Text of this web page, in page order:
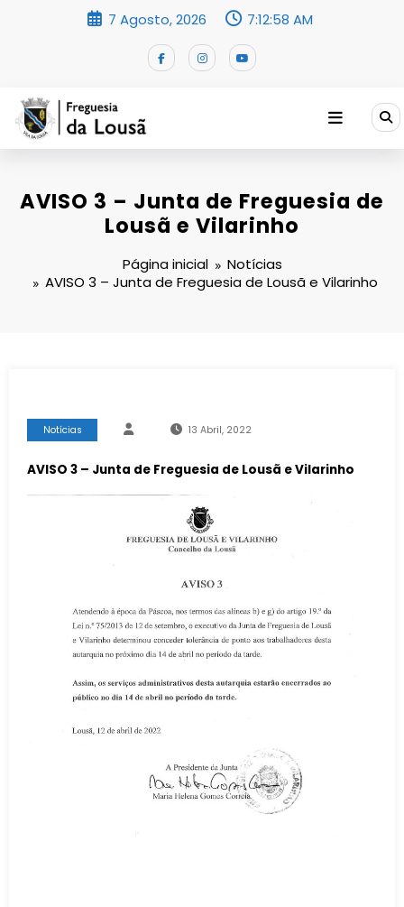
7 Agosto, 2026 7:12:59 AM
AVISO 3 – Junta de Freguesia de
Lousã e Vilarinho
Página inicial
Notícias
AVISO 3 – Junta de Freguesia de Lousã e Vilarinho
Notícias 13 Abril, 2022
AVISO 3 – Junta de Freguesia de Lousã e Vilarinho